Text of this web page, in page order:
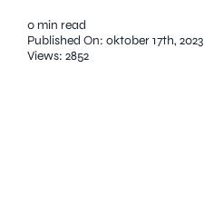
0 min read
Published On: oktober 17th, 2023
Views: 2852